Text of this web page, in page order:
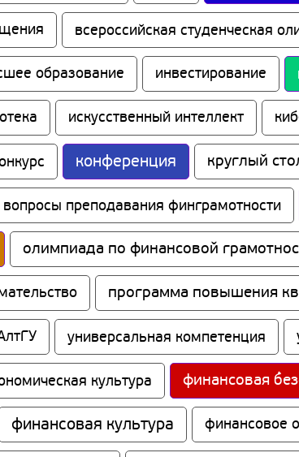
всероссийская студенческая
образование инвестирование
искусственный интеллект
конференция круглый
преподавания финграмотности
олимпиада по финансовой
программа повышения
универсальная компетенция
культура финансовая
финансовая культура финансовое